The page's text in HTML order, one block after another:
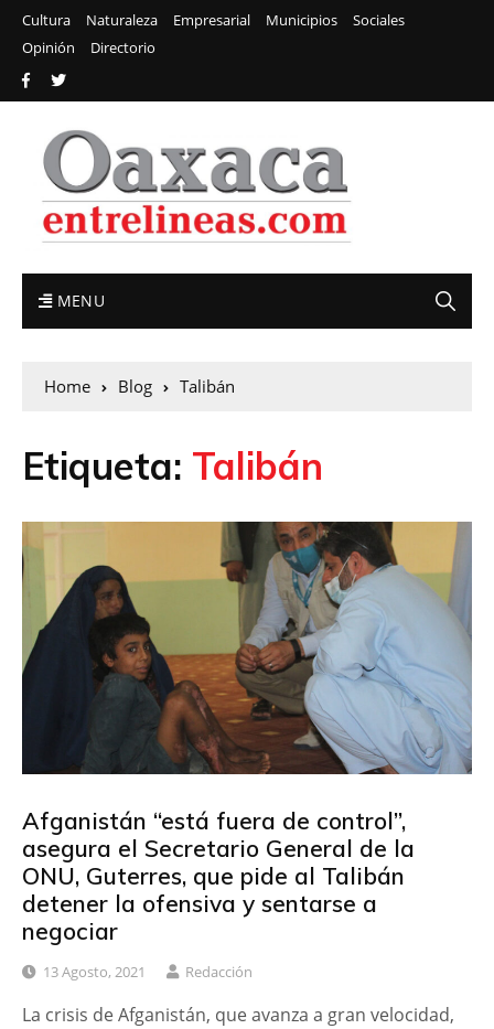
Cultura Naturaleza Empresarial Municipios
Sociales
Opinión
Directorio
MENU
Home Blog Talibán
Etiqueta: Talibán
Afganistán “está fuera de control”,
asegura el Secretario General de la
ONU, Guterres, que pide al Talibán
detener la ofensiva y sentarse a
negociar
13 Agosto, 2021 Redacción
La crisis de Afganistán, que avanza a gran velocidad,